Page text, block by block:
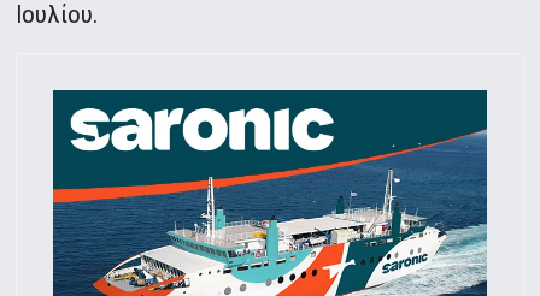
Ιουλίου.